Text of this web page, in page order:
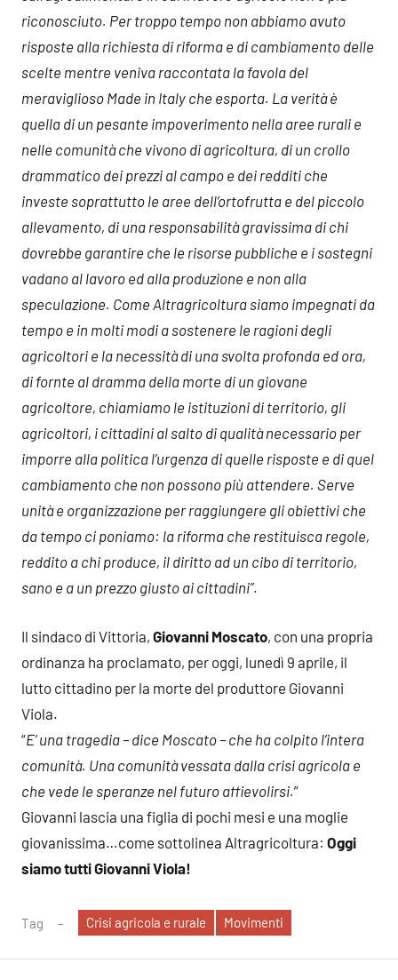
riconosciuto. Per troppo tempo non abbiamo avuto
risposte alla richiesta di riforma e di cambiamento delle
scelte mentre veniva raccontata la favola del
meraviglioso Made in Italy che esporta. La verità è
quella di un pesante impoverimento nella aree rurali e
nelle comunità che vivono di agricoltura, di un crollo
drammatico dei prezzi al campo e dei redditi che
investe soprattutto le aree dell’ortofrutta e del piccolo
allevamento, di una responsabilità gravissima di chi
dovrebbe garantire che le risorse pubbliche e i sostegni
vadano al lavoro ed alla produzione e non alla
speculazione. Come Altragricoltura siamo impegnati da
tempo e in molti modi a sostenere le ragioni degli
agricoltori e la necessità di una svolta profonda ed ora,
di fornte al dramma della morte di un giovane
agricoltore, chiamiamo le istituzioni di territorio, gli
agricoltori, i cittadini al salto di qualità necessario per
imporre alla politica l’urgenza di quelle risposte e di quel
cambiamento che non possono più attendere. Serve
unità e organizzazione per raggiungere gli obiettivi che
da tempo ci poniamo: la riforma che restituisca regole,
reddito a chi produce, il diritto ad un cibo di territorio,
sano e a un prezzo giusto ai cittadini”.
Il sindaco di Vittoria, Giovanni Moscato, con una propria
ordinanza ha proclamato, per oggi, lunedì 9 aprile, il
lutto cittadino per la morte del produttore Giovanni
Viola.
“E’ una tragedia – dice Moscato – che ha colpito l’intera
comunità. Una comunità vessata dalla crisi agricola e
che vede le speranze nel futuro affievolirsi.”
Giovanni lascia una figlia di pochi mesi e una moglie
giovanissima…come sottolinea Altragricoltura: Oggi
siamo tutti Giovanni Viola!
Tag Crisi agricola e rurale Movimenti